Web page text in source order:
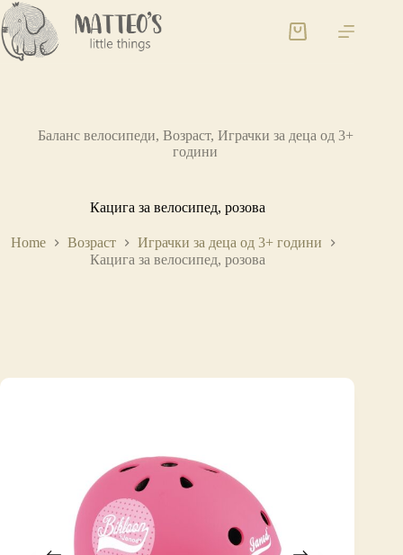
Баланс велосипеди, Возраст, Играчки за деца од 3+
години
Кацига за велосипед, розова
Home Возраст
Играчки за деца од 3+ години
Кацига за велосипед, розова